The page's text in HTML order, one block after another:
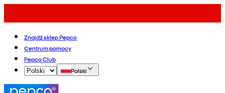
Znajdź sklep Pepco
Centrum pomocy
Pepco Club
Polski